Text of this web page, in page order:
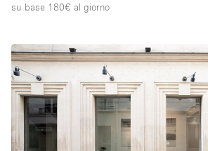
su base 180€ al giorno